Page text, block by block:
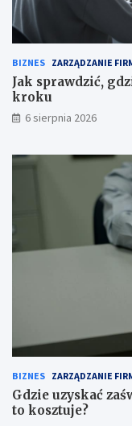
BIZNES ZARZĄDZANIE
Jak sprawdzić,
kroku
6 sierpnia 2026
BIZNES ZARZĄDZANIE
Gdzie uzyskać
to kosztuje?